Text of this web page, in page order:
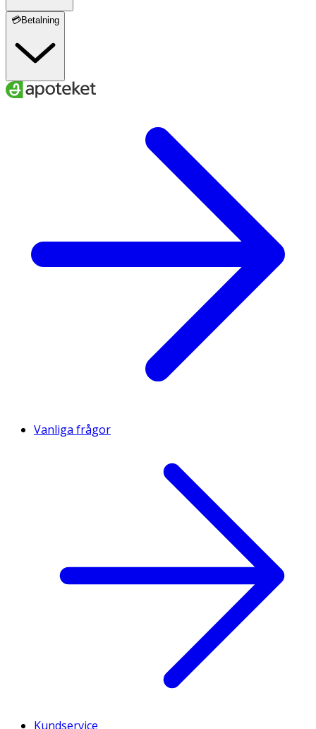
💳Betalning
Vanliga frågor
Kundservice